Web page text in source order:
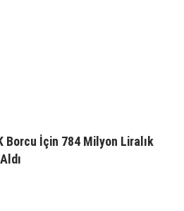
Borcu İçin 784 Milyon Liralık